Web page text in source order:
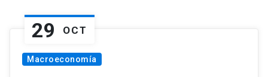
29 OCT
Macroeconomía